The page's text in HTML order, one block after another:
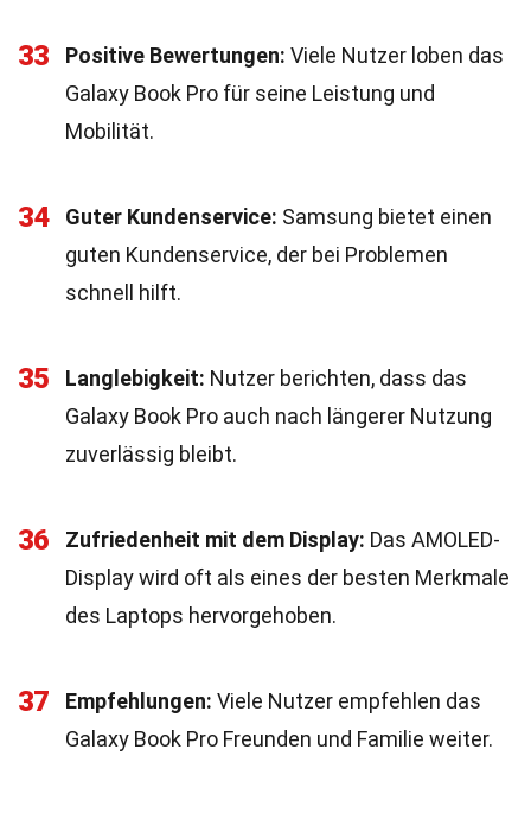
33 Positive Bewertungen: Viele Nutzer loben das
Galaxy Book Pro für seine Leistung und
Mobilität.
34 Guter Kundenservice: Samsung bietet einen
guten Kundenservice, der bei Problemen
schnell hilft.
35 Langlebigkeit: Nutzer berichten, dass das
Galaxy Book Pro auch nach längerer Nutzung
zuverlässig bleibt.
36 Zufriedenheit mit dem Display: Das AMOLED-
Display wird oft als eines der besten Merkmale
des Laptops hervorgehoben.
37 Empfehlungen: Viele Nutzer empfehlen das
Galaxy Book Pro Freunden und Familie weiter.